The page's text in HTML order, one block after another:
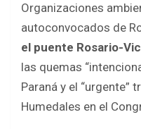
ce
b
o
o
k
tt
er
at
s
A
p
p
e
Organizaciones
autoconvocados de
el puente Rosario-
las quemas
Paraná y el “urgente”
Humedales en el